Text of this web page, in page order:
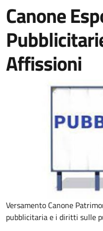
Canone
Affissioni
Versamento Canone
pubblicitaria e i diritti sulle